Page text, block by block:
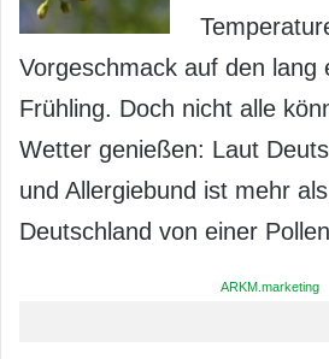
Vorgeschmack auf den lang
Frühling. Doch nicht alle
Wetter genießen: Laut
und Allergiebund ist mehr
Deutschland von einer
ARKM.marketing